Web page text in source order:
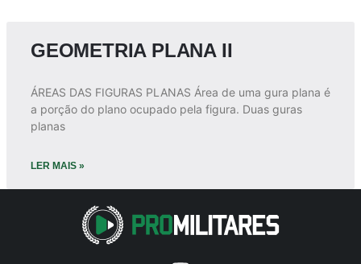
GEOMETRIA PLANA II
ÁREAS DAS FIGURAS PLANAS Área de uma gura plana é
a porção do plano ocupado pela figura. Duas guras
planas
LER MAIS »